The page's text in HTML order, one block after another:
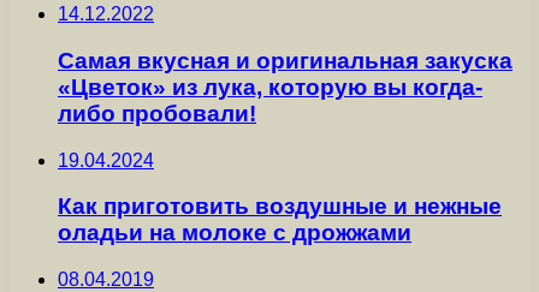
14.12.2022
Самая вкусная и оригинальная закуска
«Цветок» из лука, которую вы когда-
либо пробовали!
19.04.2024
Как приготовить воздушные и нежные
оладьи на молоке с дрожжами
08.04.2019